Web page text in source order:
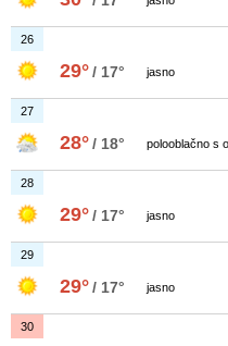
26
29°/ 17° jasno
27
28°/ 18° polooblačno s
28
29°/ 17° jasno
29
29°/ 17° jasno
30